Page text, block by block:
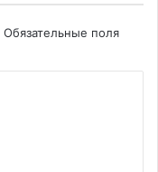
Обязательные поля